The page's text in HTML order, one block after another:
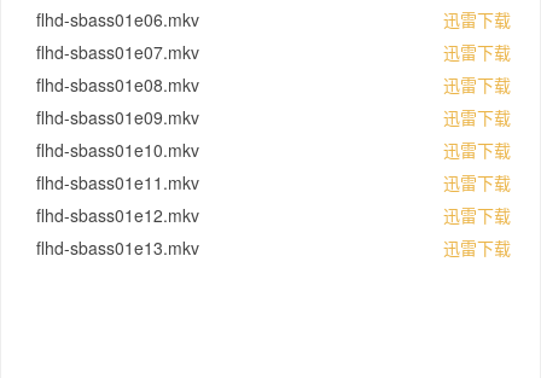
flhd-sbass01e06.mkv
迅雷下载
flhd-sbass01e07.mkv
迅雷下载
flhd-sbass01e08.mkv
迅雷下载
flhd-sbass01e09.mkv
迅雷下载
flhd-sbass01e10.mkv
迅雷下载
flhd-sbass01e11.mkv
迅雷下载
flhd-sbass01e12.mkv
迅雷下载
flhd-sbass01e13.mkv
迅雷下载